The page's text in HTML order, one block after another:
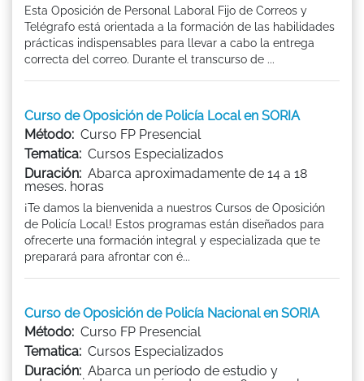
Esta Oposición de Personal Laboral Fijo de Correos y
Telégrafo está orientada a la formación de las habilidades
prácticas indispensables para llevar a cabo la entrega
correcta del correo. Durante el transcurso de ...
Curso de Oposición de Policía Local en SORIA
Método: Curso FP Presencial
Tematica: Cursos Especializados
Duración: Abarca aproximadamente de 14 a 18
meses. horas
¡Te damos la bienvenida a nuestros Cursos de Oposición
de Policía Local! Estos programas están diseñados para
ofrecerte una formación integral y especializada que te
preparará para afrontar con é...
Curso de Oposición de Policía Nacional en SORIA
Método: Curso FP Presencial
Tematica: Cursos Especializados
Duración: Abarca un período de estudio y